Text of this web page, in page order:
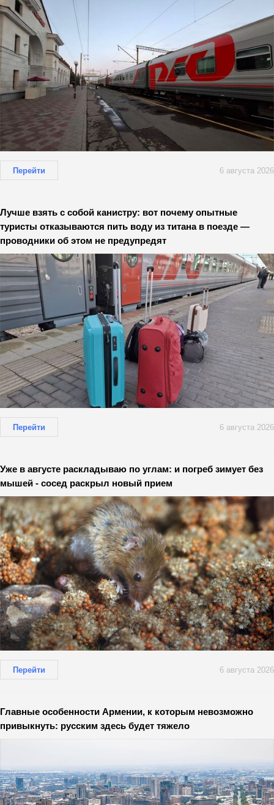
Перейти 6 августа 2026
Лучше взять с собой канистру: вот почему опытные
туристы отказываются пить воду из титана в поезде —
проводники об этом не предупредят
Перейти 6 августа 2026
Уже в августе раскладываю по углам: и погреб зимует без
мышей - сосед раскрыл новый прием
Перейти 6 августа 2026
Главные особенности Армении, к которым невозможно
привыкнуть: русским здесь будет тяжело